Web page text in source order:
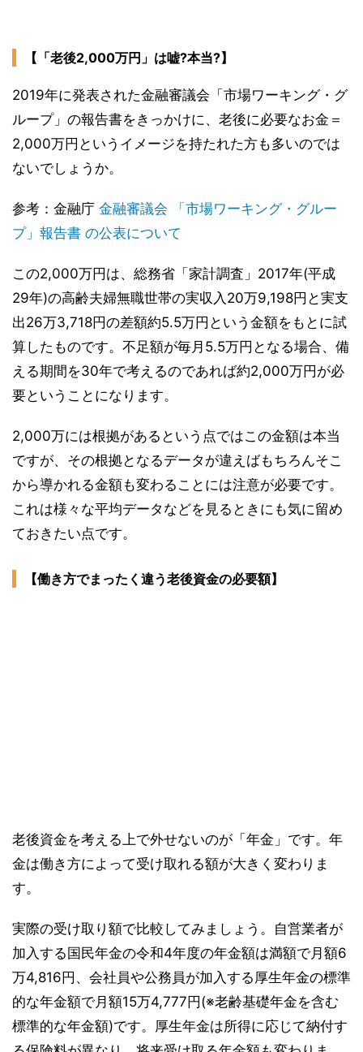
【「老後2,000万円」は嘘?本当?】
2019年に発表された金融審議会「市場ワーキング・グ
ループ」の報告書をきっかけに、老後に必要なお金＝
2,000万円というイメージを持たれた方も多いのでは
ないでしょうか。
参考：金融庁 金融審議会 「市場ワーキング・グルー
プ」報告書 の公表について
この2,000万円は、総務省「家計調査」2017年(平成
29年)の高齢夫婦無職世帯の実収入20万9,198円と実支
出26万3,718円の差額約5.5万円という金額をもとに試
算したものです。不足額が毎月5.5万円となる場合、備
える期間を30年で考えるのであれば約2,000万円が必
要ということになります。
2,000万には根拠があるという点ではこの金額は本当
ですが、その根拠となるデータが違えばもちろんそこ
から導かれる金額も変わることには注意が必要です。
これは様々な平均データなどを見るときにも気に留め
ておきたい点です。
【働き方でまったく違う老後資金の必要額】
老後資金を考える上で外せないのが「年金」です。年
金は働き方によって受け取れる額が大きく変わりま
す。
実際の受け取り額で比較してみましょう。自営業者が
加入する国民年金の令和4年度の年金額は満額で月額6
万4,816円、会社員や公務員が加入する厚生年金の標準
的な年金額で月額15万4,777円(※老齢基礎年金を含む
標準的な年金額)です。厚生年金は所得に応じて納付す